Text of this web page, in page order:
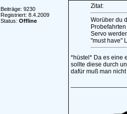
Beiträge: 9230
Registriert: 8.4.2009
Status: Offline
Zitat:
Worüber du
Servo
"must have"
*hüstel* Da es eine
sollte diese durch
dafür muß man